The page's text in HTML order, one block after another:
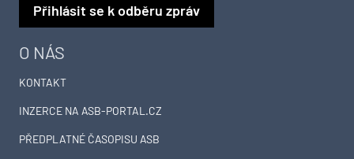
O NÁS
KONTAKT
INZERCE NA ASB-PORTAL.CZ
PŘEDPLATNÉ ČASOPISU ASB
Přihlásit se k odběru zpráv